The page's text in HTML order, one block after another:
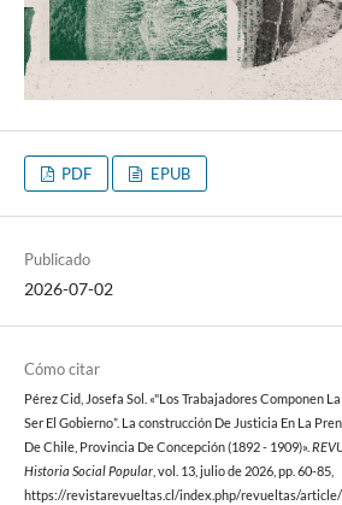
PDF EPUB
Publicado
2026-07-02
Cómo citar
Pérez Cid, Josefa Sol. «"Los Trabajadores Componen
Ser El Gobierno”. La construcción De Justicia En La
De Chile, Provincia De Concepción (1892 - 1909)».
Historia Social Popular, vol. 13, julio de 2026, pp. 60-85,
https://revistarevueltas.cl/index.php/revueltas/